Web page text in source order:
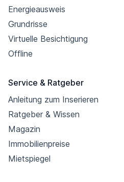
Energieausweis
Grundrisse
Virtuelle Besichtigung
Offline
Service & Ratgeber
Anleitung zum Inserieren
Ratgeber & Wissen
Magazin
Immobilienpreise
Mietspiegel